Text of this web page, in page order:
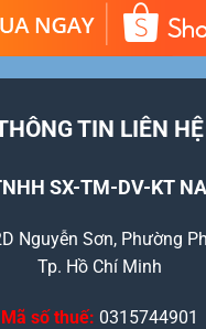
TIN LIÊN HỆ
SX-TM-DV-KT
Nguyễn Sơn, Phường
Tp. Hồ Chí Minh
Mã số thuế: 0315744901